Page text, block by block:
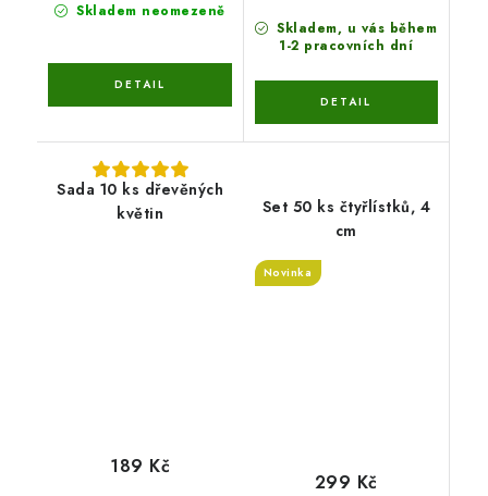
Skladem neomezeně
Skladem, u vás během
1-2 pracovních dní
Sada 10 ks dřevěných
květin
189 Kč
Set 50 ks čtyřlístků, 4
cm
Novinka
299 Kč